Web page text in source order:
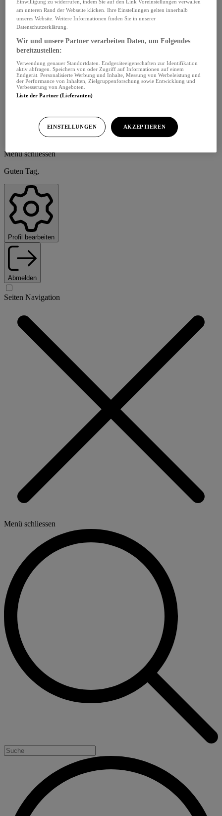
Menü schliessen
Guten Tag,
Profil bearbeiten
Abmelden
Seiten Navigation
Menü schliessen
Einwilligung zu widerrufen, indem Sie auf den Link Voreinstellungen verwalten
am unteren Rand der Webseite klicken. Ihre Einstellungen gelten innerhalb
unseres Website. Weitere Informationen finden Sie in unserer
Datenschutzerklärung.
Wir und unsere Partner verarbeiten Daten, um Folgendes
bereitzustellen:
Verwendung genauer Standortdaten. Endgeräteeigenschaften zur Identifikation
aktiv abfragen. Speichern von oder Zugriff auf Informationen auf einem
Endgerät. Personalisierte Werbung und Inhalte, Messung von Werbeleistung und
der Performance von Inhalten, Zielgruppenforschung sowie Entwicklung und
Verbesserung von Angeboten.
Liste der Partner (Lieferanten)
EINSTELLUNGEN AKZEPTIEREN